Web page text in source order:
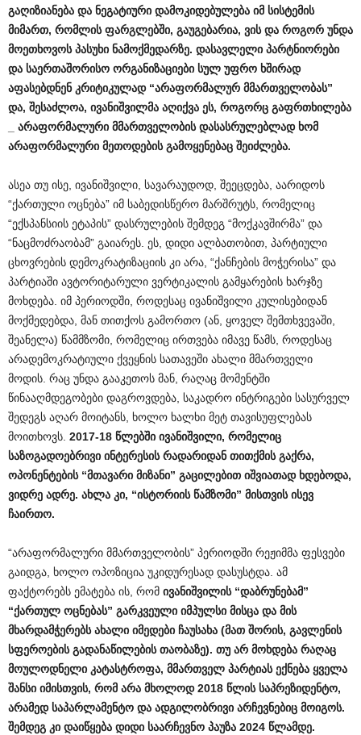
გაღიზიანება და ნეგატიური დამოკიდებულება იმ სისტემის
მიმართ, რომლის ფარგლებში, გაუგებარია, ვის და როგორ უნდა
მოეთხოვოს პასუხი ნამოქმედარზე. დასავლელი პარტნიორები
და საერთაშორისო ორგანიზაციები სულ უფრო ხშირად
აფასებდნენ კრიტიკულად“არაფორმალურ მმართველობას”
და, შესაძლოა, ივანიშვილმა აღიქვა ეს, როგორც გაფრთხილება
არაფორმალური მმართველობის დასასრულებლად ხომ
არაფორმალური მეთოდების გამოყენებაც შეიძლება.
ასეა თუ ისე, ივანიშვილი, სავარაუდოდ, შეეცდება, აარიდოს
“ქართული ოცნება” იმ საბედისწერო მარშრუტს, რომელიც
“ექსპანსიის ეტაპის” დასრულების შემდეგ “მოქკავშირმა” და
“ნაცმოძრაობამ” გაიარეს. ეს, დიდი ალბათობით, პარტიული
ცხოვრების დემოკრატიზაციის კი არა, “ქანჩების მოჭერისა” და
პარტიაში ავტორიტარული ვერტიკალის გამყარების ხარჯზე
მოხდება. იმ პერიოდში, როდესაც ივანიშვილი კულისებიდან
მოქმედებდა, მან თითქოს გამორთო (ან, ყოველ შემთხვევაში,
შეანელა) წამმზომი, რომელიც ირთვება იმავე წამს, როდესაც
არადემოკრატიული ქვეყნის სათავეში ახალი მმართველი
მოდის. რაც უნდა გააკეთოს მან, რაღაც მომენტში
წინააღმდეგობები დაგროვდება, საკადრო ინტრიგები სასურველ
შედეგს აღარ მოიტანს, ხოლო ხალხი მეტ თავისუფლებას
მოითხოვს. 2017-18 წლებში ივანიშვილი, რომელიც
საზოგადოებრივი ინტერესის რადარიდან თითქმის გაქრა,
ოპონენტების“მთავარი მიზანი” გაცილებით იშვიათად ხდებოდა,
ვიდრე ადრე. ახლა კი, “ისტორიის წამზომი” მისთვის ისევ
ჩაირთო.
“არაფორმალური მმართველობის” პერიოდში რეჟიმმა ფესვები
გაიდგა, ხოლო ოპოზიცია უკიდურესად დასუსტდა. ამ
ფაქტორებს ემატება ის, რომ ივანიშვილის“დაბრუნებამ”
“ქართულ ოცნებას” გარკვეული იმპულსი მისცა და მის
მხარდამჭერებს ახალი იმედები ჩაუსახა (მათ შორის, გავლენის
სფეროების გადანაწილების თაობაზე). თუ არ მოხდება რაღაც
მოულოდნელი კატასტროფა, მმართველ პარტიას ექნება ყველა
შანსი იმისთვის, რომ არა მხოლოდ2018 წლის საპრეზიდენტო,
არამედ საპარლამენტო და ადგილობრივი არჩევნებიც მოიგოს.
შემდეგ კი დაიწყება დიდი საარჩევნო პაუზა 2024 წლამდე.